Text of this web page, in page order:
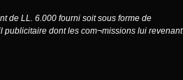
de LL. 6.000 fourni soit sous forme de
dont les com¬missions lui revenant